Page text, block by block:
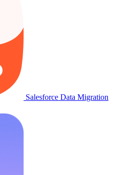
Salesforce Data Migration